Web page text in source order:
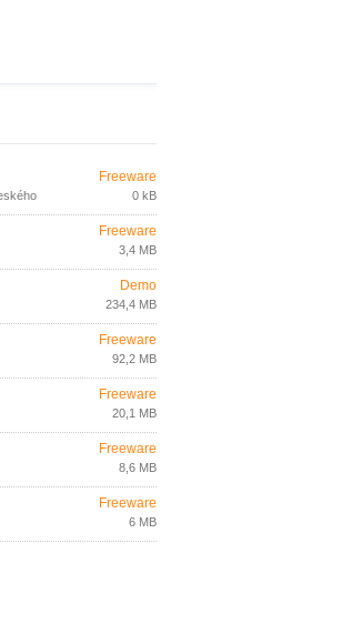
Freeware
0 kB
Freeware
3,4 MB
Demo
234,4 MB
Freeware
92,2 MB
Freeware
20,1 MB
Freeware
8,6 MB
Freeware
6 MB